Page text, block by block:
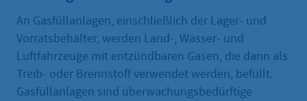
An Gasfüllanlagen, einschließlich der Lager- und
Vorratsbehälter, werden Land-, Wasser- und
Luftfahrzeuge mit entzündbaren Gasen, die dann als
Treib- oder Brennstoff verwendet werden, befüllt.
Gasfüllanlagen sind überwachungsbedürftige